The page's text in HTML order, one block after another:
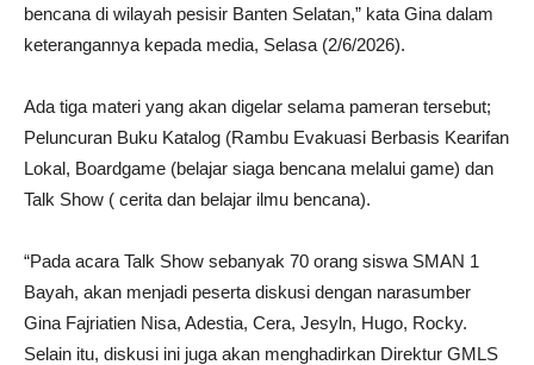
bencana di wilayah pesisir Banten Selatan,” kata Gina dalam
keterangannya kepada media, Selasa (2/6/2026).
Ada tiga materi yang akan digelar selama pameran tersebut;
Peluncuran Buku Katalog (Rambu Evakuasi Berbasis Kearifan
Lokal, Boardgame (belajar siaga bencana melalui game) dan
Talk Show ( cerita dan belajar ilmu bencana).
“Pada acara Talk Show sebanyak 70 orang siswa SMAN 1
Bayah, akan menjadi peserta diskusi dengan narasumber
Gina Fajriatien Nisa, Adestia, Cera, Jesyln, Hugo, Rocky.
Selain itu, diskusi ini juga akan menghadirkan Direktur GMLS